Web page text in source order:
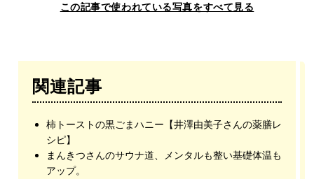
この記事で使われている写真をすべて見る
関連記事
柿トーストの黒ごまハニー【井澤由美子さんの薬膳レ
シピ】
まんきつさんのサウナ道、メンタルも整い基礎体温も
アップ。